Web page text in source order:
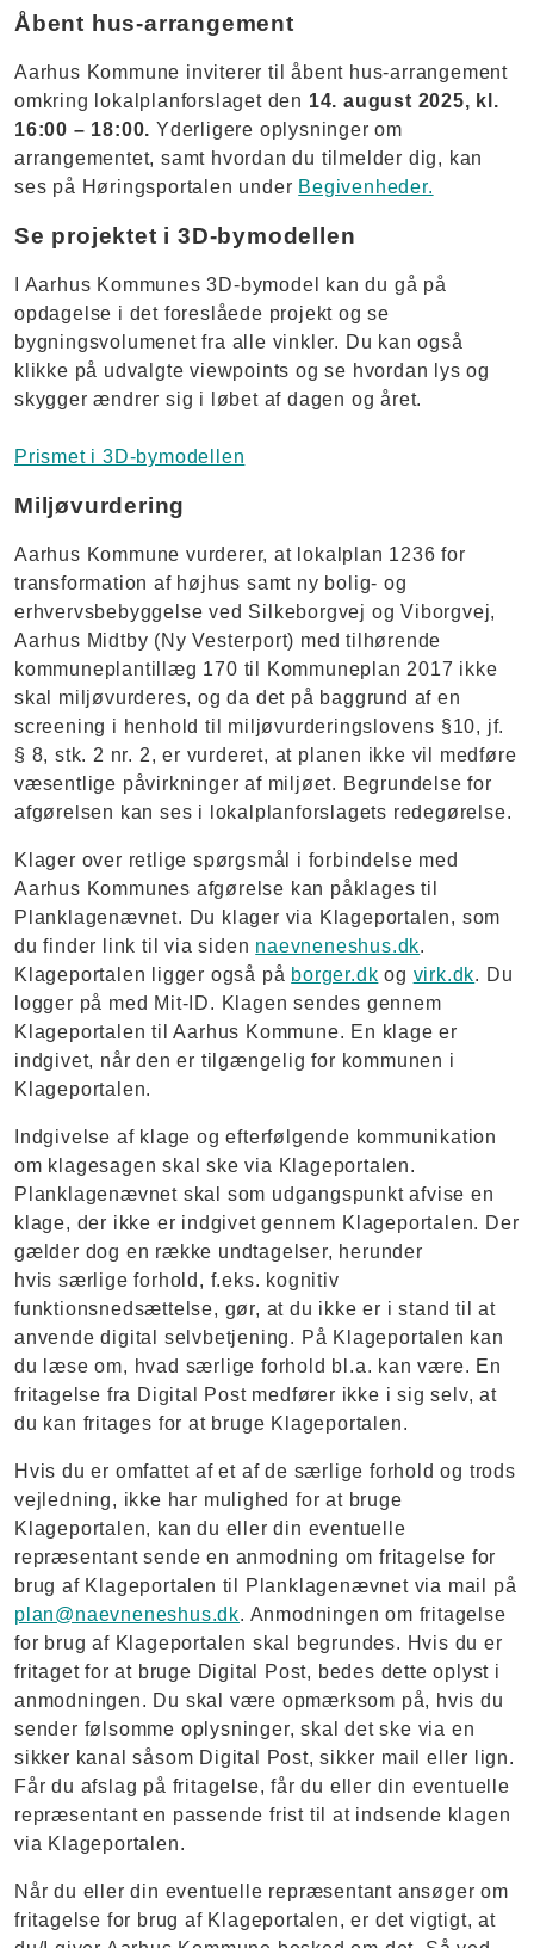
Åbent hus-arrangement
Aarhus Kommune inviterer til åbent hus-arrangement
omkring lokalplanforslaget den 14. august 2025, kl.
16:00 – 18:00. Yderligere oplysninger om
arrangementet, samt hvordan du tilmelder dig, kan
ses på Høringsportalen under Begivenheder.
Se projektet i 3D-bymodellen
I Aarhus Kommunes 3D-bymodel kan du gå på
opdagelse i det foreslåede projekt og se
bygningsvolumenet fra alle vinkler. Du kan også
klikke på udvalgte viewpoints og se hvordan lys og
skygger ændrer sig i løbet af dagen og året.
Prismet i 3D-bymodellen
Miljøvurdering
Aarhus Kommune vurderer, at lokalplan 1236 for
transformation af højhus samt ny bolig- og
erhvervsbebyggelse ved Silkeborgvej og Viborgvej,
Aarhus Midtby (Ny Vesterport) med tilhørende
kommuneplantillæg 170 til Kommuneplan 2017 ikke
skal miljøvurderes, og da det på baggrund af en
screening i henhold til miljøvurderingslovens §10, jf.
§ 8, stk. 2 nr. 2, er vurderet, at planen ikke vil medføre
væsentlige påvirkninger af miljøet. Begrundelse for
afgørelsen kan ses i lokalplanforslagets redegørelse.
Klager over retlige spørgsmål i forbindelse med
Aarhus Kommunes afgørelse kan påklages til
Planklagenævnet. Du klager via Klageportalen, som
du finder link til via siden naevneneshus.dk.
Klageportalen ligger også på borger.dk og virk.dk. Du
logger på med Mit-ID. Klagen sendes gennem
Klageportalen til Aarhus Kommune. En klage er
indgivet, når den er tilgængelig for kommunen i
Klageportalen.
Indgivelse af klage og efterfølgende kommunikation
om klagesagen skal ske via Klageportalen.
Planklagenævnet skal som udgangspunkt afvise en
klage, der ikke er indgivet gennem Klageportalen. Der
gælder dog en række undtagelser, herunder
hvis særlige forhold, f.eks. kognitiv
funktionsnedsættelse, gør, at du ikke er i stand til at
anvende digital selvbetjening. På Klageportalen kan
du læse om, hvad særlige forhold bl.a. kan være. En
fritagelse fra Digital Post medfører ikke i sig selv, at
du kan fritages for at bruge Klageportalen.
Hvis du er omfattet af et af de særlige forhold og trods
vejledning, ikke har mulighed for at bruge
Klageportalen, kan du eller din eventuelle
repræsentant sende en anmodning om fritagelse for
brug af Klageportalen til Planklagenævnet via mail på
plan@naevneneshus.dk. Anmodningen om fritagelse
for brug af Klageportalen skal begrundes. Hvis du er
fritaget for at bruge Digital Post, bedes dette oplyst i
anmodningen. Du skal være opmærksom på, hvis du
sender følsomme oplysninger, skal det ske via en
sikker kanal såsom Digital Post, sikker mail eller lign.
Får du afslag på fritagelse, får du eller din eventuelle
repræsentant en passende frist til at indsende klagen
via Klageportalen.
Når du eller din eventuelle repræsentant ansøger om
fritagelse for brug af Klageportalen, er det vigtigt, at